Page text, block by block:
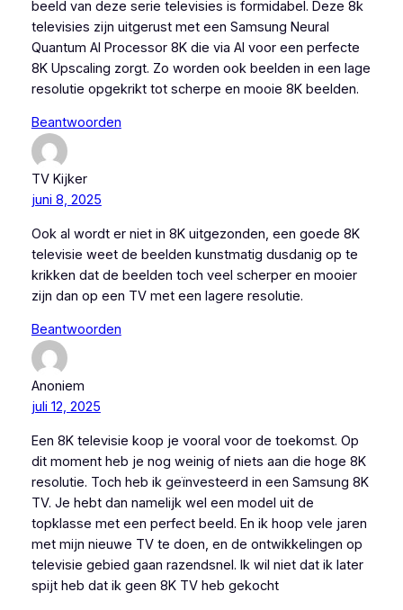
beeld van deze serie televisies is formidabel. Deze 8k
televisies zijn uitgerust met een Samsung Neural
Quantum AI Processor 8K die via AI voor een perfecte
8K Upscaling zorgt. Zo worden ook beelden in een lage
resolutie opgekrikt tot scherpe en mooie 8K beelden.
Beantwoorden
TV Kijker
juni 8, 2025
Ook al wordt er niet in 8K uitgezonden, een goede 8K
televisie weet de beelden kunstmatig dusdanig op te
krikken dat de beelden toch veel scherper en mooier
zijn dan op een TV met een lagere resolutie.
Beantwoorden
Anoniem
juli 12, 2025
Een 8K televisie koop je vooral voor de toekomst. Op
dit moment heb je nog weinig of niets aan die hoge 8K
resolutie. Toch heb ik geïnvesteerd in een Samsung 8K
TV. Je hebt dan namelijk wel een model uit de
topklasse met een perfect beeld. En ik hoop vele jaren
met mijn nieuwe TV te doen, en de ontwikkelingen op
televisie gebied gaan razendsnel. Ik wil niet dat ik later
spijt heb dat ik geen 8K TV heb gekocht